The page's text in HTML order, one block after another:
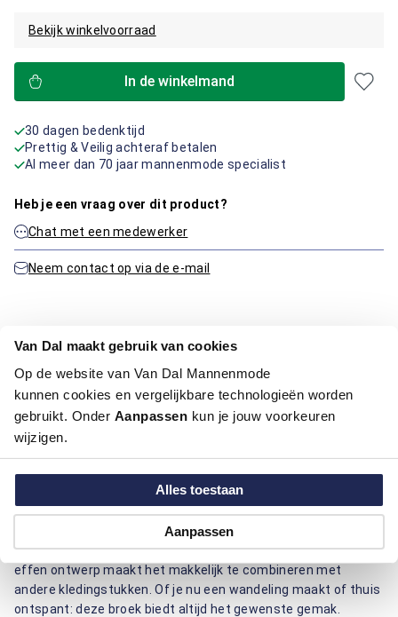
Van Dal maakt gebruik van cookies
Op de website van Van Dal Mannenmode
kunnen cookies en vergelijkbare technologieën worden
gebruikt. Onder Aanpassen kun je jouw voorkeuren
wijzigen.
Alles toestaan
Aanpassen
Bekijk winkelvoorraad
In de winkelmand
30 dagen bedenktijd
Prettig & Veilig achteraf betalen
Al meer dan 70 jaar mannenmode specialist
Heb je een vraag over dit product?
Chat met een medewerker
Neem contact op via de e-mail
Productinformatie
Artikelnummer
Beige / Khaki
Materiaal:
97% Katoen / 3% Elastaan
Pasvorm:
Motief:
Uni motief
Deze chino van Bartlett is gemaakt van katoen en elastaan,
wat zorgt voor comfort en flexibiliteit. De broek heeft vier
handige zakken, ideaal om je spullen veilig op te bergen. Het
effen ontwerp maakt het makkelijk te combineren met
andere kledingstukken. Of je nu een wandeling maakt of thuis
ontspant: deze broek biedt altijd het gewenste gemak.